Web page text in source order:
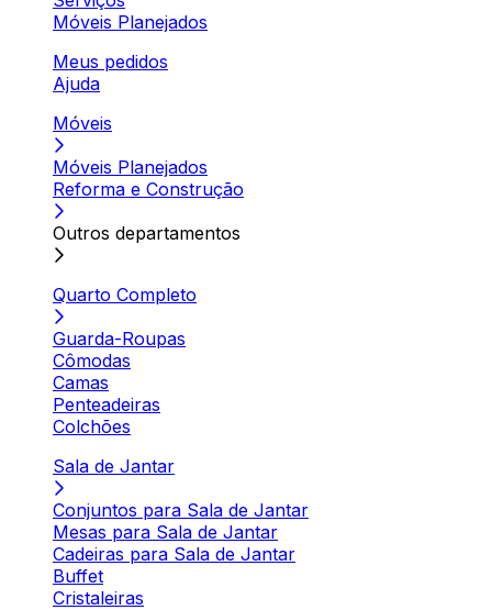
Móveis Planejados
Meus pedidos
Ajuda
Móveis
Móveis Planejados
Reforma e Construção
Outros departamentos
Quarto Completo
Guarda-Roupas
Cômodas
Camas
Penteadeiras
Colchões
Sala de Jantar
Conjuntos para Sala de Jantar
Mesas para Sala de Jantar
Cadeiras para Sala de Jantar
Buffet
Cristaleiras